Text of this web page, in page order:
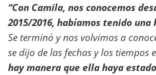
“Con Camila, nos conocemos
2015/2016, habíamos tenido
Se terminó y nos volvimos a
se dijo de las fechas y los tiempos
hay manera que ella haya